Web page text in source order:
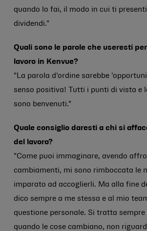
quando lo fai, il modo in cui ti
dividendi."
Quali sono le parole che useresti
lavoro in Kenvue?
"La parola d'ordine sarebbe
senso positiva! Tutti i punti di vista e
sono benvenuti."
Quale consiglio daresti a chi si
del lavoro?
"Come puoi immaginare, avendo
cambiamenti, mi sono rimboccata le
imparato ad accoglierli. Ma alla fine
dico sempre a me stessa e al mio
questione personale. Si tratta
quando le cose cambiano, non